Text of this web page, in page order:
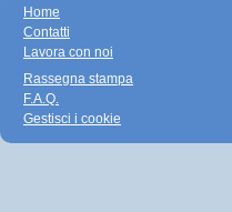
Home
Contatti
Lavora con noi
Rassegna stampa
F.A.Q.
Gestisci i cookie